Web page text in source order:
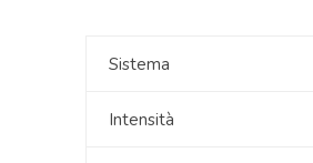
Sistema
Intensità